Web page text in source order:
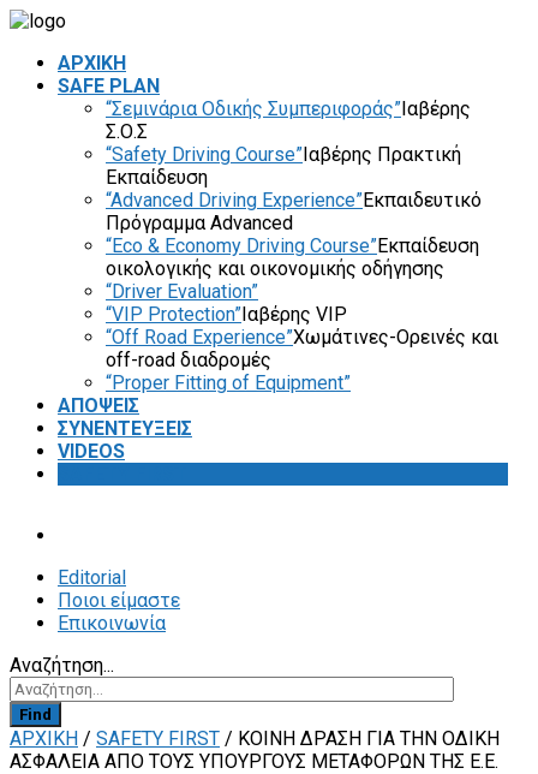
ΑΡΧΙΚΗ
SAFE PLAN
“Σεμινάρια Οδικής Συμπεριφοράς”Ιαβέρης
Σ.Ο.Σ
“Safety Driving Course”Ιαβέρης Πρακτική
Εκπαίδευση
“Advanced Driving Experience”Εκπαιδευτικό
Πρόγραμμα Advanced
“Eco & Economy Driving Course”Εκπαίδευση
οικολογικής και οικονομικής οδήγησης
“Driver Evaluation”
“VIP Protection”Ιαβέρης VIP
“Off Road Experience”Χωμάτινες-Ορεινές και
off-road διαδρομές
“Proper Fitting of Equipment”
ΑΠΟΨΕΙΣ
ΣΥΝΕΝΤΕΥΞΕΙΣ
VIDEOS
Editorial
Ποιοι είμαστε
Επικοινωνία
Αναζήτηση...
Find
ΑΡΧΙΚΗ / SAFETY FIRST / ΚΟΙΝΉ ΔΡΆΣΗ ΓΙΑ ΤΗΝ ΟΔΙΚΉ
ΑΣΦΆΛΕΙΑ ΑΠΌ ΤΟΥΣ ΥΠΟΥΡΓΟΎΣ ΜΕΤΑΦΟΡΏΝ ΤΗΣ Ε.Ε.